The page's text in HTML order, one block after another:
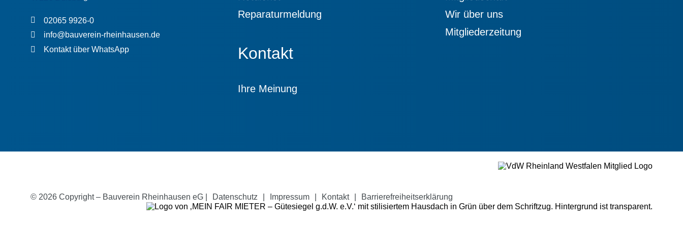
02065 9926-0
info@bauverein-rheinhausen.de
Kontakt über WhatsApp
Reparaturmeldung
Wir über uns
Mitgliederzeitung
Kontakt
Ihre Meinung
© 2026 Copyright – Bauverein Rheinhausen eG Datenschutz Impressum Kontakt Barrierefreiheitserklärung